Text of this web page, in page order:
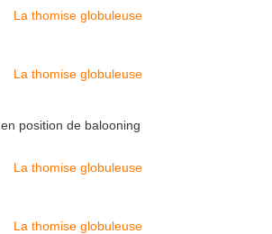
en position de balooning